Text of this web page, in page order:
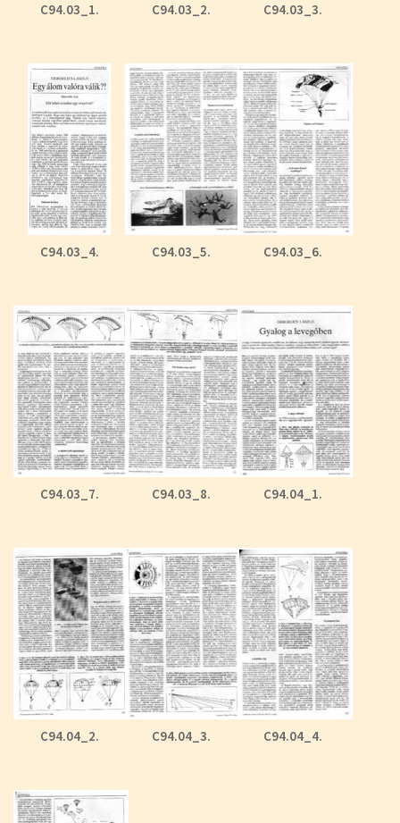
C94.03_1. C94.03_2. C94.03_3.
C94.03_4. C94.03_5. C94.03_6.
C94.03_7. C94.03_8. C94.04_1.
C94.04_2. C94.04_3. C94.04_4.